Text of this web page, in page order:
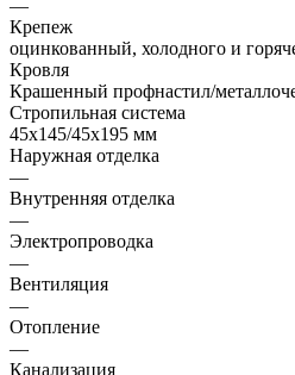
—
Крепеж
оцинкованный, холодного и
Кровля
Крашенный профнастил/
Стропильная система
45х145/45х195 мм
Наружная отделка
—
Внутренняя отделка
—
Электропроводка
—
Вентиляция
—
Отопление
—
Канализация